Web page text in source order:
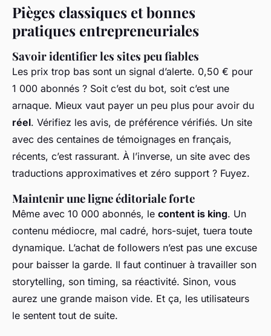
Pièges classiques et bonnes
pratiques entrepreneuriales
Savoir identifier les sites peu fiables
Les prix trop bas sont un signal d’alerte. 0,50 € pour
1 000 abonnés ? Soit c’est du bot, soit c’est une
arnaque. Mieux vaut payer un peu plus pour avoir du
réel. Vérifiez les avis, de préférence vérifiés. Un site
avec des centaines de témoignages en français,
récents, c’est rassurant. À l’inverse, un site avec des
traductions approximatives et zéro support ? Fuyez.
Maintenir une ligne éditoriale forte
Même avec 10 000 abonnés, le content is king. Un
contenu médiocre, mal cadré, hors-sujet, tuera toute
dynamique. L’achat de followers n’est pas une excuse
pour baisser la garde. Il faut continuer à travailler son
storytelling, son timing, sa réactivité. Sinon, vous
aurez une grande maison vide. Et ça, les utilisateurs
le sentent tout de suite.